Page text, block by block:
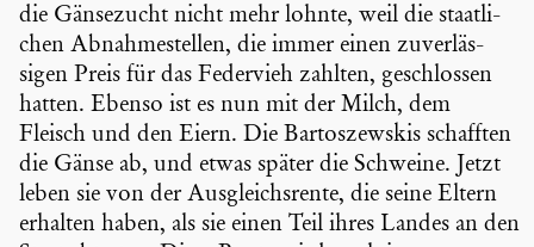
die Gänse­zucht nicht mehr lohnte, weil die staat­li­
chen Abnah­me­stellen, die immer einen zuver­läs­
sigen Preis für das Federvieh zahlten, geschlossen
hatten. Ebenso ist es nun mit der Milch, dem
Fleisch und den Eiern. Die Barto­szew­skis schafften
die Gänse ab, und etwas später die Schweine. Jetzt
leben sie von der Ausgleichs­rente, die seine Eltern
erhalten haben, als sie einen Teil ihres Landes an den